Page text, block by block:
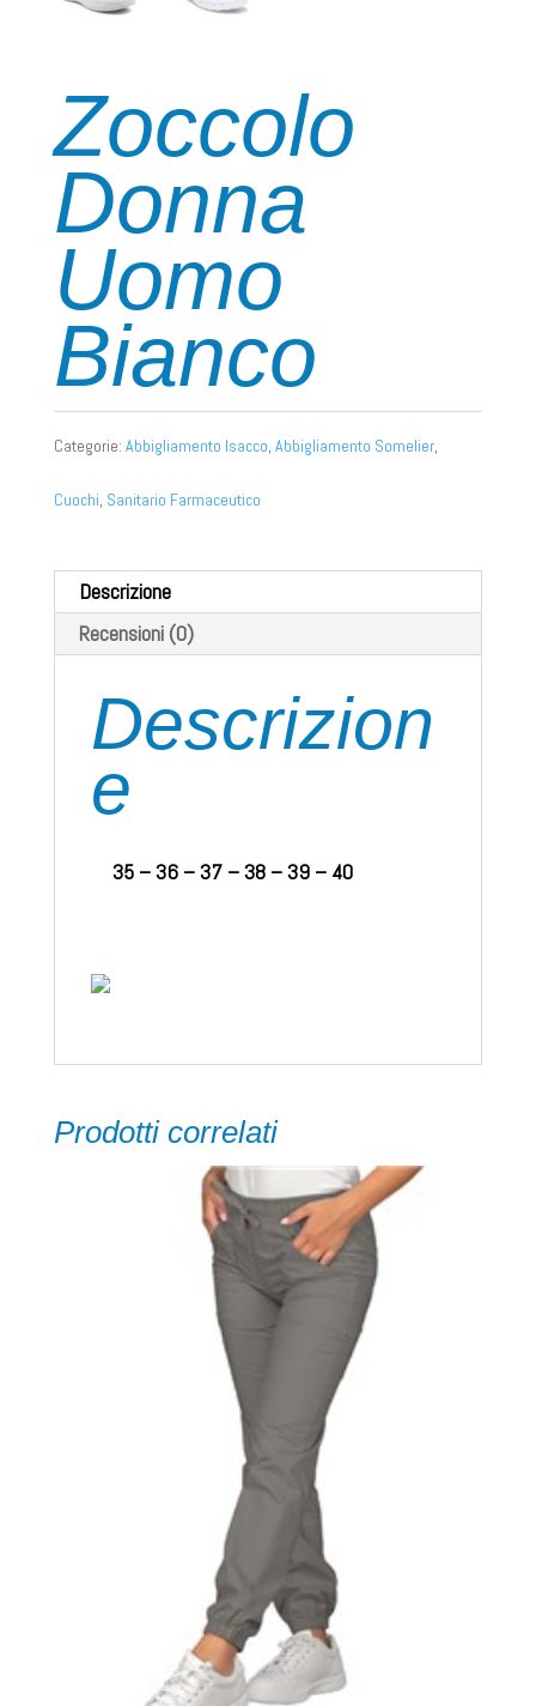
Zoccolo
Donna
Uomo
Bianco
Categorie: Abbigliamento Isacco, Abbigliamento Somelier,
Cuochi, Sanitario Farmaceutico
Descrizione
Recensioni (0)
Descrizion
e
35 – 36 – 37 – 38 – 39 – 40
Prodotti correlati